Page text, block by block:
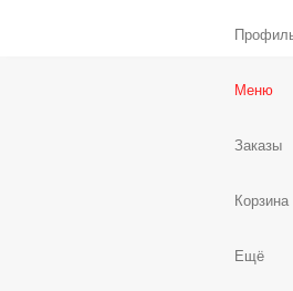
Меню
Заказы
Корзина
Ещё